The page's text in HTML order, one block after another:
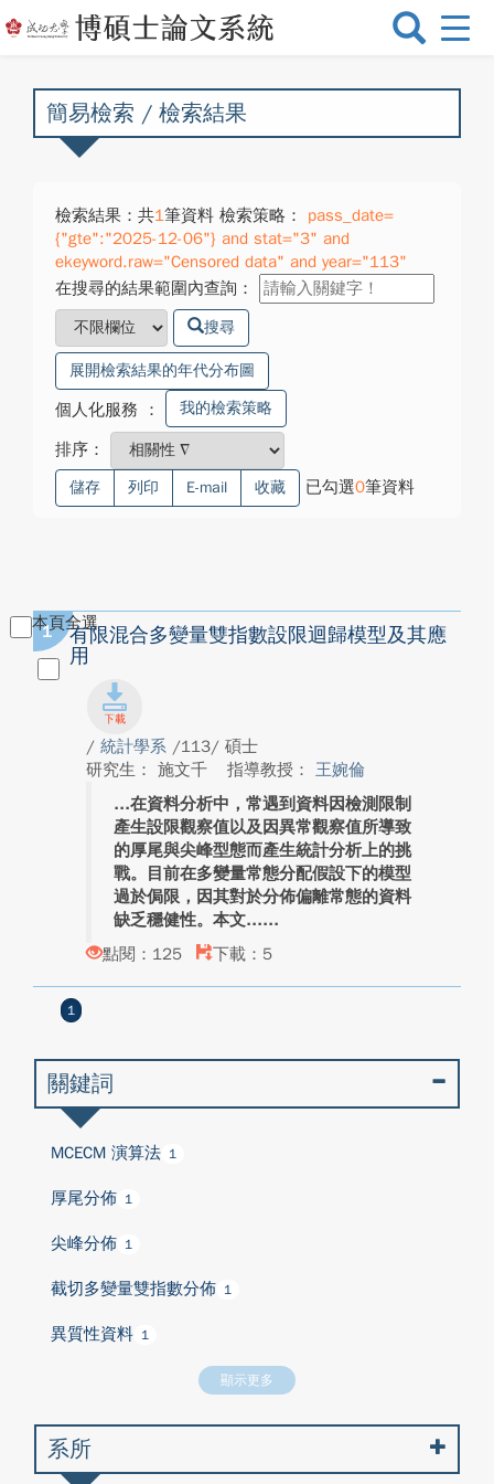
選
換
簡易檢索 / 檢索結果
檢索結果：共1筆資料 檢索策略：
pass_date=
{"gte":"2025-12-06"} and stat="3" and
ekeyword.raw="Censored data" and year="113"
在搜尋的結果範圍內查詢：
搜尋
展開檢索結果的年代分布圖
個人化服務 ： 我的檢索策略
排序：
儲存 列印 E-mail 收藏 已勾選0筆資料
本頁全選
1
有限混合多變量雙指數設限迴歸模型及其應
用
/ 統計學系 /113/ 碩士
研究生： 施文千
指導教授： 王婉倫
在資料分析中，常遇到資料因檢測限制
產生設限觀察值以及因異常觀察值所導致
的厚尾與尖峰型態而產生統計分析上的挑
戰。目前在多變量常態分配假設下的模型
過於侷限，因其對於分佈偏離常態的資料
缺乏穩健性。本文...
點閱：125
下載：5
1
關鍵詞
MCECM 演算法 1
厚尾分佈 1
尖峰分佈 1
截切多變量雙指數分佈 1
異質性資料 1
顯示更多
系所